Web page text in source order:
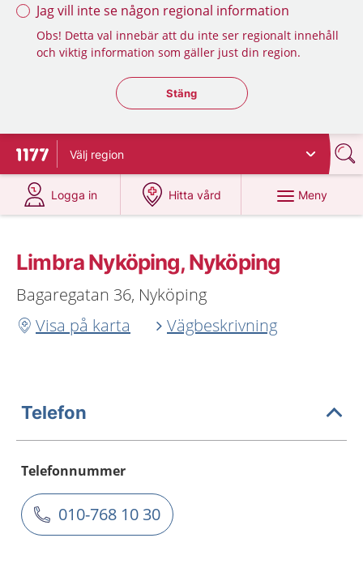
Jag vill inte se någon regional information
Obs! Detta val innebär att du inte ser regionalt innehåll
och viktig information som gäller just din region.
Stäng regionsväljaren
Stäng
Till startsidan för 1177
Välj region
Logga in
på 1177.se
Hitta vård
på 1177.se
Meny
Limbra Nyköping, Nyköping
Bagaregatan 36, Nyköping
Visa på karta
Vägbeskrivning
Telefon
Telefonnummer
010-768 10 30